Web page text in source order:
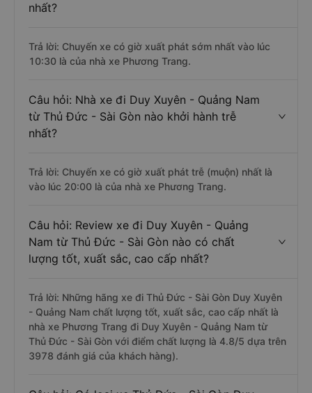
nhất?
Trả lời: Chuyến xe có giờ xuất phát sớm nhất vào lúc
10:30 là của nhà xe Phương Trang.
Câu hỏi: Nhà xe đi Duy Xuyên - Quảng Nam
từ Thủ Đức - Sài Gòn nào khởi hành trễ
nhất?
Trả lời: Chuyến xe có giờ xuất phát trễ (muộn) nhất là
vào lúc 20:00 là của nhà xe Phương Trang.
Câu hỏi: Review xe đi Duy Xuyên - Quảng
Nam từ Thủ Đức - Sài Gòn nào có chất
lượng tốt, xuất sắc, cao cấp nhất?
Trả lời: Những hãng xe đi Thủ Đức - Sài Gòn Duy Xuyên
- Quảng Nam chất lượng tốt, xuất sắc, cao cấp nhất là
nhà xe Phương Trang đi Duy Xuyên - Quảng Nam từ
Thủ Đức - Sài Gòn với điểm chất lượng là 4.8/5 dựa trên
3978 đánh giá của khách hàng).